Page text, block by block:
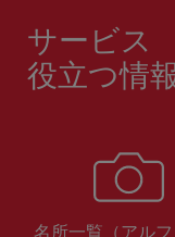
サービス
役立つ情
名所一覧（アル